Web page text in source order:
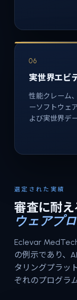
06
実世界エビ
性能クレーム
ーソフトウェ
よび実世界デ
選定された実績
審査に耐
ウェアプ
Eclevar
の例示であり、
タリングプラッ
ぞれのプログラ